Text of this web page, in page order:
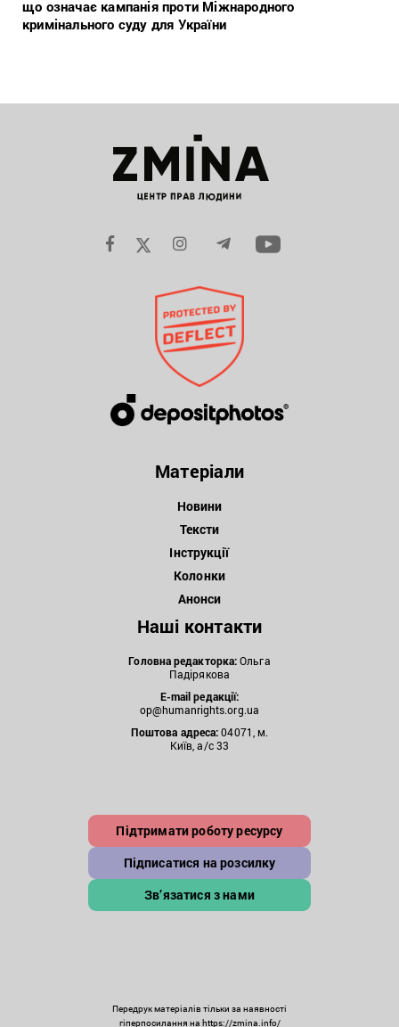
що означає кампанія проти Міжнародного
кримінального суду для України
Матеріали
Новини
Тексти
Інструкції
Колонки
Анонси
Наші контакти
Головна редакторка:Ольга
Падірякова
E-mail редакції:
op@humanrights.org.ua
Поштова адреса:04071, м.
Київ, а/с 33
Підтримати роботу ресурсу
Підписатися на розсилку
Зв’язатися з нами
Передрук матеріалів тільки за наявності
гіперпосилання на https://zmina.info/